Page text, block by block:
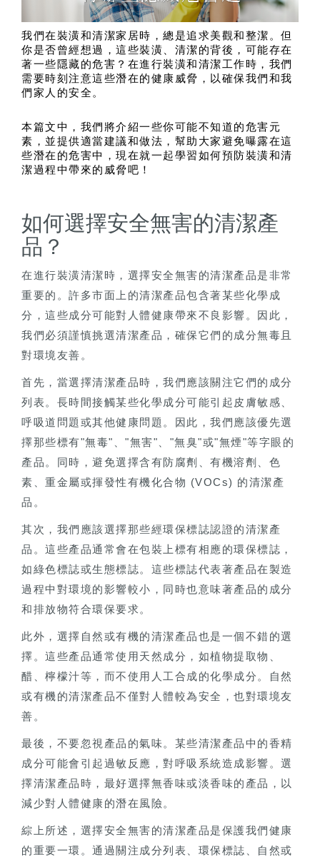
我們在裝潢和清潔家居時，總是追求美觀和整潔。但
你是否曾經想過，這些裝潢、清潔的背後，可能存在
著一些隱藏的危害？在進行裝潢和清潔工作時，我們
需要時刻注意這些潛在的健康威脅，以確保我們和我
們家人的安全。
本篇文中，我們將介紹一些你可能不知道的危害元
素，並提供適當建議和做法，幫助大家避免曝露在這
些潛在的危害中，現在就一起學習如何預防裝潢和清
潔過程中帶來的威脅吧！
如何選擇安全無害的清潔產
品？
在進行裝潢清潔時，選擇安全無害的清潔產品是非常
重要的。許多市面上的清潔產品包含著某些化學成
分，這些成分可能對人體健康帶來不良影響。因此，
我們必須謹慎挑選清潔產品，確保它們的成分無毒且
對環境友善。
首先，當選擇清潔產品時，我們應該關注它們的成分
列表。長時間接觸某些化學成分可能引起皮膚敏感、
呼吸道問題或其他健康問題。因此，我們應該優先選
擇那些標有"無毒"、"無害"、"無臭"或"無煙"等字眼的
產品。同時，避免選擇含有防腐劑、有機溶劑、色
素、重金屬或揮發性有機化合物 (VOCs) 的清潔產
品。
其次，我們應該選擇那些經環保標誌認證的清潔產
品。這些產品通常會在包裝上標有相應的環保標誌，
如綠色標誌或生態標誌。這些標誌代表著產品在製造
過程中對環境的影響較小，同時也意味著產品的成分
和排放物符合環保要求。
此外，選擇自然或有機的清潔產品也是一個不錯的選
擇。這些產品通常使用天然成分，如植物提取物、
醋、檸檬汁等，而不使用人工合成的化學成分。自然
或有機的清潔產品不僅對人體較為安全，也對環境友
善。
最後，不要忽視產品的氣味。某些清潔產品中的香精
成分可能會引起過敏反應，對呼吸系統造成影響。選
擇清潔產品時，最好選擇無香味或淡香味的產品，以
減少對人體健康的潛在風險。
綜上所述，選擇安全無害的清潔產品是保護我們健康
的重要一環。通過關注成分列表、環保標誌、自然或